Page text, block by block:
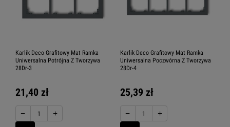
Karlik Deco Grafitowy Mat Ramka
Uniwersalna Potrójna Z Tworzywa
28Dr-3
21,40 zł
− +
Karlik Deco Grafitowy Mat Ramka
Uniwersalna Poczwórna Z Tworzywa
28Dr-4
25,39 zł
− +